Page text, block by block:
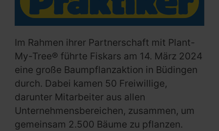
Im Rahmen ihrer Partnerschaft mit Plant-
My-Tree® führte Fiskars am 14. März 2024
eine große Baumpflanzaktion in Büdingen
durch. Dabei kamen 50 Freiwillige,
darunter Mitarbeiter aus allen
Unternehmensbereichen, zusammen, um
gemeinsam 2.500 Bäume zu pflanzen.